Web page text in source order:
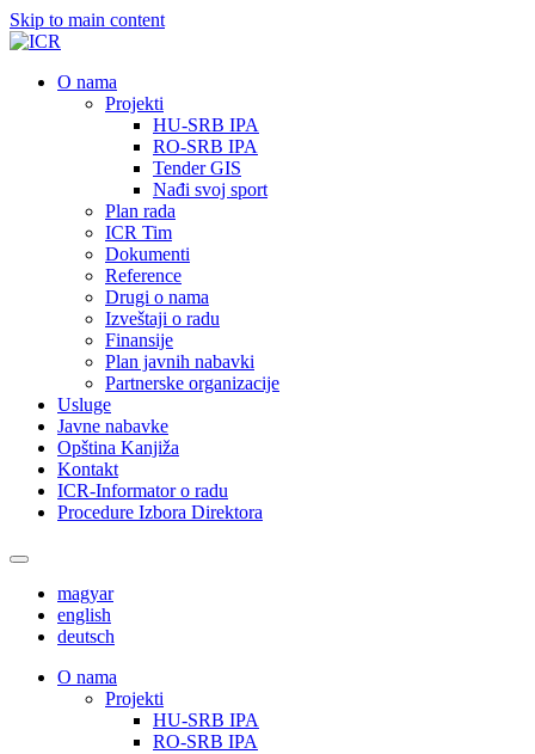
Skip to main content
О nama
Projekti
HU-SRB IPA
RO-SRB IPA
Tender GIS
Nađi svoj sport
Plan rada
ICR Tim
Dokumenti
Reference
Drugi o nama
Izveštaji o radu
Finansije
Plan javnih nabavki
Partnerske organizacije
Usluge
Javne nabavke
Opština Kanjiža
Kontakt
ICR-Informator o radu
Procedure Izbora Direktora
magyar
english
deutsch
О nama
Projekti
HU-SRB IPA
RO-SRB IPA